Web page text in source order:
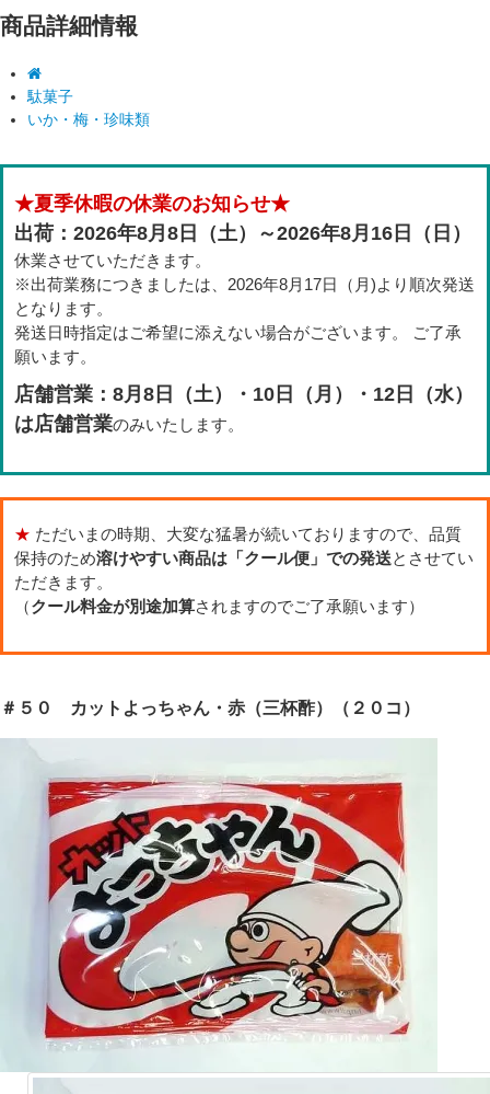
商品詳細情報
駄菓子
いか・梅・珍味類
★夏季休暇の休業のお知らせ★
出荷：2026年8月8日（土）～2026年8月16日（日）
休業させていただきます。
※出荷業務につきましたは、2026年8月17日（月)より順次発送
となります。
発送日時指定はご希望に添えない場合がございます。 ご了承
願います。
店舗営業：8月8日（土）・10日（月）・12日（水）
は店舗営業のみいたします。
★ ただいまの時期、大変な猛暑が続いておりますので、品質
保持のため溶けやすい商品は「クール便」での発送とさせてい
ただきます。
（クール料金が別途加算されますのでご了承願います）
＃５０ カットよっちゃん・赤（三杯酢）（２０コ）